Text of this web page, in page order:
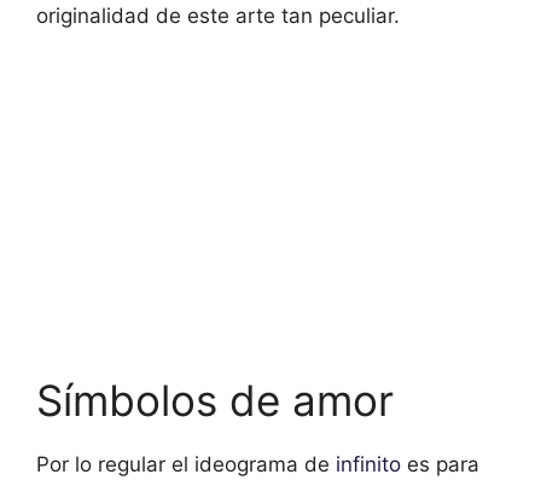
originalidad de este arte tan peculiar.
Símbolos de amor
Por lo regular el ideograma de infinito es para